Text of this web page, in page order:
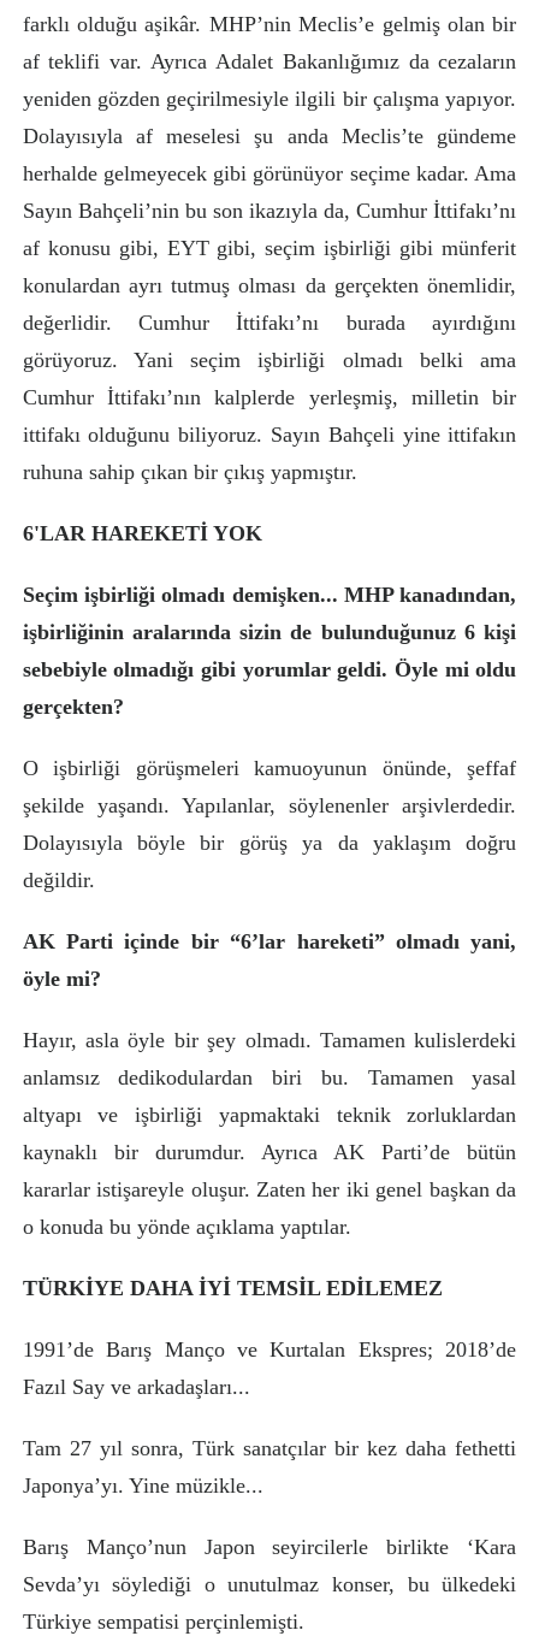
farklı olduğu aşikâr. MHP’nin Meclis’e gelmiş olan bir
af teklifi var. Ayrıca Adalet Bakanlığımız da cezaların
yeniden gözden geçirilmesiyle ilgili bir çalışma yapıyor.
Dolayısıyla af meselesi şu anda Meclis’te gündeme
herhalde gelmeyecek gibi görünüyor seçime kadar. Ama
Sayın Bahçeli’nin bu son ikazıyla da, Cumhur İttifakı’nı
af konusu gibi, EYT gibi, seçim işbirliği gibi münferit
konulardan ayrı tutmuş olması da gerçekten önemlidir,
değerlidir. Cumhur İttifakı’nı burada ayırdığını
görüyoruz. Yani seçim işbirliği olmadı belki ama
Cumhur İttifakı’nın kalplerde yerleşmiş, milletin bir
ittifakı olduğunu biliyoruz. Sayın Bahçeli yine ittifakın
ruhuna sahip çıkan bir çıkış yapmıştır.
6'LAR HAREKETİ YOK
Seçim işbirliği olmadı demişken... MHP kanadından,
işbirliğinin aralarında sizin de bulunduğunuz 6 kişi
sebebiyle olmadığı gibi yorumlar geldi. Öyle mi oldu
gerçekten?
O işbirliği görüşmeleri kamuoyunun önünde, şeffaf
şekilde yaşandı. Yapılanlar, söylenenler arşivlerdedir.
Dolayısıyla böyle bir görüş ya da yaklaşım doğru
değildir.
AK Parti içinde bir “6’lar hareketi” olmadı yani,
öyle mi?
Hayır, asla öyle bir şey olmadı. Tamamen kulislerdeki
anlamsız dedikodulardan biri bu. Tamamen yasal
altyapı ve işbirliği yapmaktaki teknik zorluklardan
kaynaklı bir durumdur. Ayrıca AK Parti’de bütün
kararlar istişareyle oluşur. Zaten her iki genel başkan da
o konuda bu yönde açıklama yaptılar.
TÜRKİYE DAHA İYİ TEMSİL EDİLEMEZ
1991’de Barış Manço ve Kurtalan Ekspres; 2018’de
Fazıl Say ve arkadaşları...
Tam 27 yıl sonra, Türk sanatçılar bir kez daha fethetti
Japonya’yı. Yine müzikle...
Barış Manço’nun Japon seyircilerle birlikte ‘Kara
Sevda’yı söylediği o unutulmaz konser, bu ülkedeki
Türkiye sempatisi perçinlemişti.